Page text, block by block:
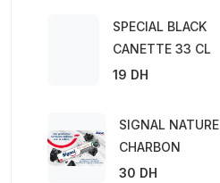
SPECIAL BLACK
CANETTE 33 CL
19 DH
SIGNAL NATURE
CHARBON
30 DH